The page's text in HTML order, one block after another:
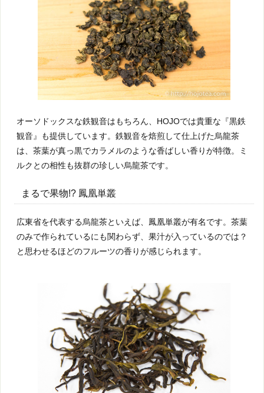
オーソドックスな鉄観音はもちろん、HOJOでは貴重な『黒鉄
観音』も提供しています。鉄観音を焙煎して仕上げた烏龍茶
は、茶葉が真っ黒でカラメルのような香ばしい香りが特徴。ミ
ルクとの相性も抜群の珍しい烏龍茶です。
まるで果物!? 鳳凰単叢
広東省を代表する烏龍茶といえば、鳳凰単叢が有名です。茶葉
のみで作られているにも関わらず、果汁が入っているのでは？
と思わせるほどのフルーツの香りが感じられます。